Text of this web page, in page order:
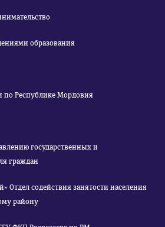
образования
по Республике Мордовия
государственных и
граждан
Отдел содействия занятости населения
району